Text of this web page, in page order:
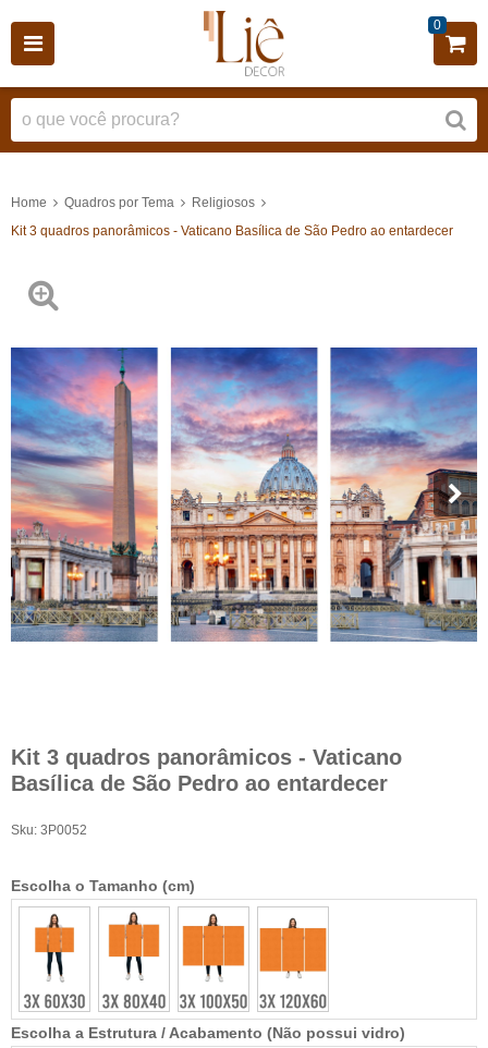
0
Home Quadros por Tema
Religiosos
Kit 3 quadros panorâmicos - Vaticano Basílica de São Pedro ao entardecer
Kit 3 quadros panorâmicos - Vaticano
Basílica de São Pedro ao entardecer
Sku: 3P0052
Escolha a Estrutura / Acabamento (Não possui vidro)
Escolha o Tamanho (cm)